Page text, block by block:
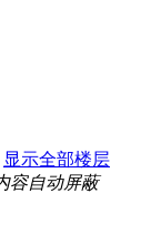
显示全部楼层
容自动屏蔽